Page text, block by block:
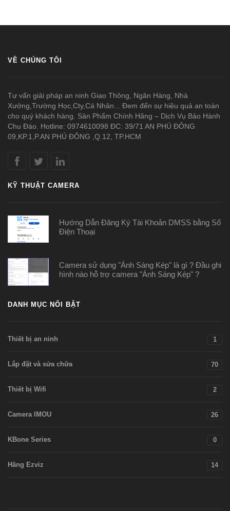
VỀ CHÚNG TÔI
Tư vấn giải pháp an ninh Giao Thông, Ngân Hàng, Nhà
Xưởng,Trường Học,Cty,Cá Nhân... Đem đến sự hiệu quả an toàn
cho quý khách hàng. Sản Phẩm Chính Hãng – Dịch Vụ Bảo Hành
Chu Đáo. Hotline: 0974610098 ĐC: 39/71 AN PHÚ ĐÔNG
09,KP.1,P.AN PHÚ ĐÔNG ,Q.12, TP.HCM
KỸ THUẬT CAMERA
Hướng Dẫn Đăng Ký Tài Khoản DMSS bằng Số
Điện Thoại
Camera sử dụng "Ánh Sáng Kép" là gì ? Đầu ghi
hình nào hỗ trợ camera "Ánh Sáng Kép" ?
DANH MỤC NỔI BẬT
Thiết bị an ninh 1
Lắp đặt và sửa chữa 70
Thiết bị Wifi 2
Camera IMOU 26
KBone Series 0
Hãng Ezviz 14